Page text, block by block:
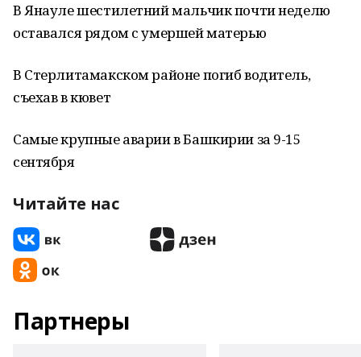
В Янауле шестилетний мальчик почти неделю
оставался рядом с умершей матерью
В Стерлитамакском районе погиб водитель,
съехав в кювет
Самые крупные аварии в Башкирии за 9-15
сентября
Читайте нас
Партнеры